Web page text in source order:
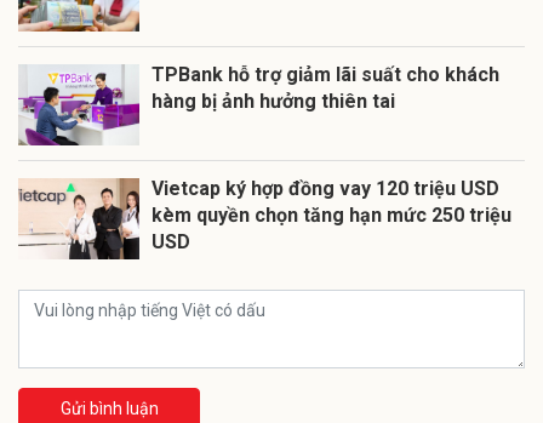
TPBank hỗ trợ giảm lãi suất cho khách
hàng bị ảnh hưởng thiên tai
Vietcap ký hợp đồng vay 120 triệu USD
kèm quyền chọn tăng hạn mức 250 triệu
USD
Gửi bình luận